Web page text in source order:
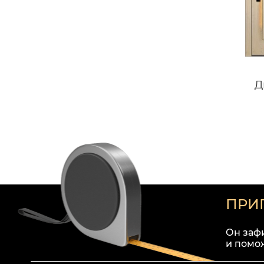
Он
и